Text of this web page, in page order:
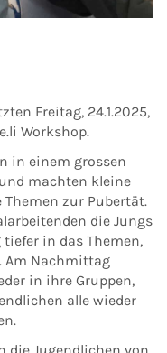
Freitag, 24.1.2025,
Workshop.
in einem grossen
machten kleine
zur Pubertät.
die Jungs
in das Themen,
Am Nachmittag
in ihre Gruppen,
alle wieder
die Jugendlichen von